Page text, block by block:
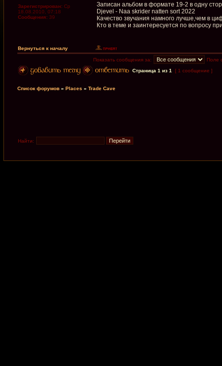
Зарегистрирован: Ср
18.08.2010, 07:18
Сообщения: 39
Записан альбом в формате 19-2 в одну
Djevel - Naa skrider natten sort 2022
Качество звучания намного лучше,чем в
Кто в теме и заинтересуется по вопросу
Вернуться к началу
Показать сообщения за:
Поле
Страница 1 из 1 [ 1 сообщение ]
Список форумов » Places » Trade Cave
Найти: